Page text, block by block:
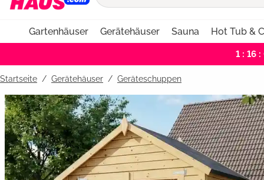
Gartenhäuser Gerätehäuser Sauna Hot Tub &
1 : 16
Startseite Gerätehäuser / Geräteschuppen
Bildergalerie überspringen